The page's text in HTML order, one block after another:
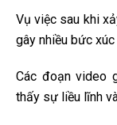
Vụ việc sau khi
gây nhiều bức
Các đoạn video
thấy sự liều lĩnh